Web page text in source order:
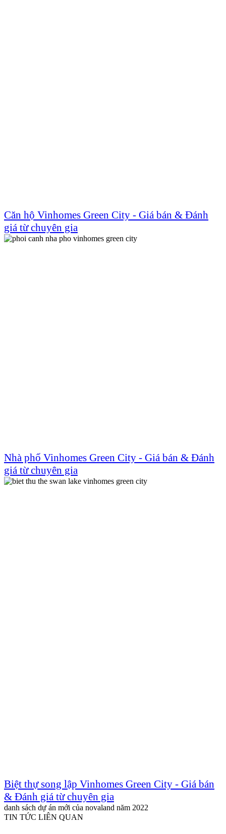
Căn hộ Vinhomes Green City - Giá bán & Đánh
giá từ chuyên gia
Nhà phố Vinhomes Green City - Giá bán & Đánh
giá từ chuyên gia
Biệt thự song lập Vinhomes Green City - Giá bán
& Đánh giá từ chuyên gia
danh sách dự án mới của novaland năm 2022
TIN TỨC LIÊN QUAN